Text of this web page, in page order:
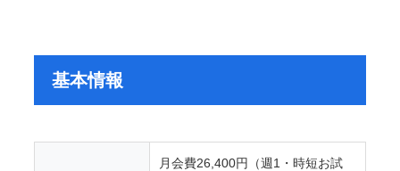
基本情報
月会費26,400円（週1・時短お試